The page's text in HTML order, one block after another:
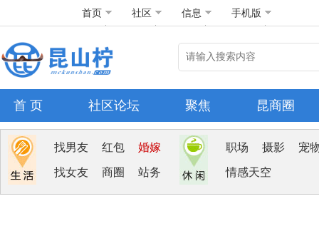
首页 社区 信息 手机版
首 页 社区论坛 聚焦 昆商圈
找男友 红包 婚嫁
找女友 商圈 站务
职场 摄影 宠
情感天空